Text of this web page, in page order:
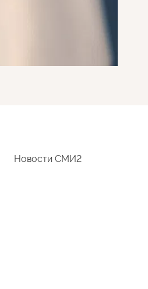
Новости СМИ2